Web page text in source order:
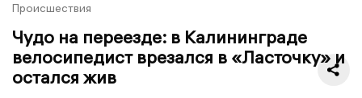
Происшествия
Чудо на переезде: в Калининграде
велосипедист врезался в «Ласточку» и
остался жив